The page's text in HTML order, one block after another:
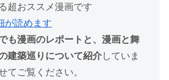
超おススメ漫画です
が読めます
も漫画のレポートと、漫画と舞
建築巡りについて紹介していま
てご覧ください。